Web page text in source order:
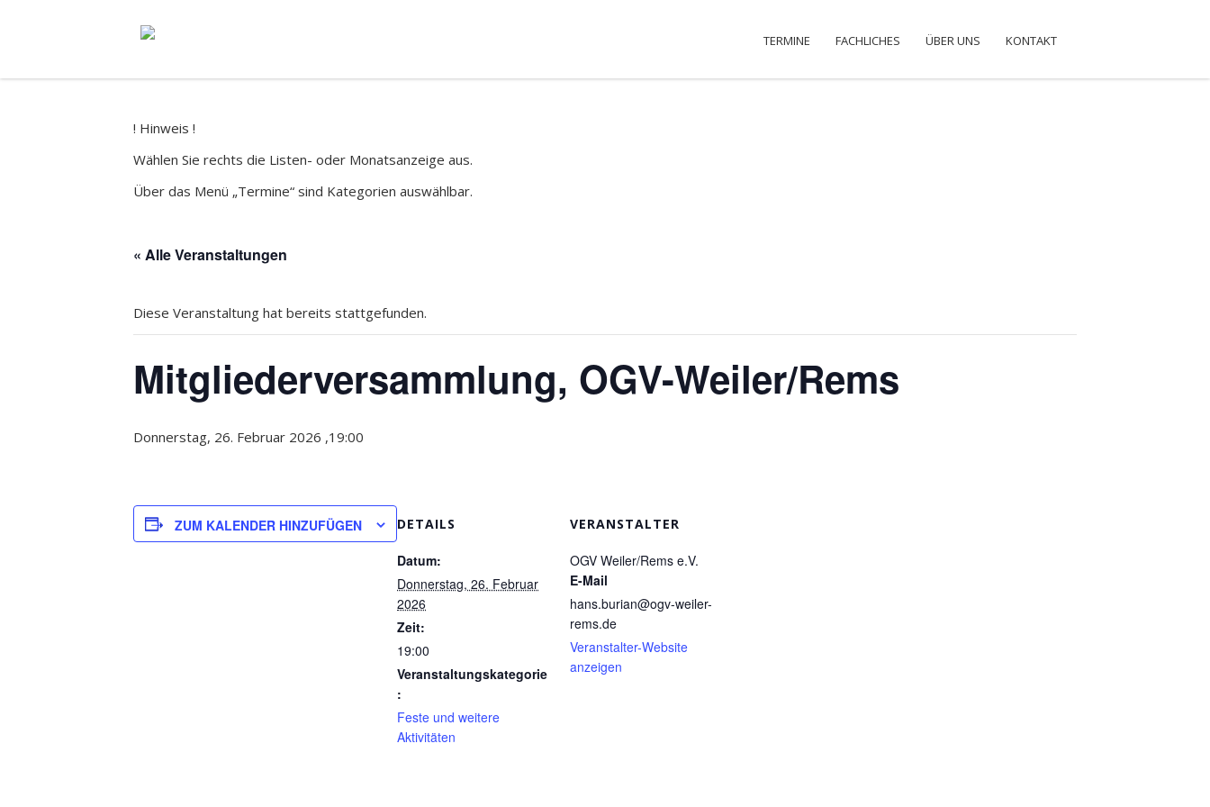
TERMINE FACHLICHES ÜBER UNS KONTAKT
! Hinweis !
Wählen Sie rechts die Listen- oder Monatsanzeige aus.
Über das Menü „Termine“ sind Kategorien auswählbar.
« Alle Veranstaltungen
Diese Veranstaltung hat bereits stattgefunden.
Mitgliederversammlung, OGV-Weiler/Rems
Donnerstag, 26. Februar 2026 ,19:00
ZUM KALENDER HINZUFÜGEN DETAILS
Datum:
Donnerstag, 26. Februar
2026
Zeit:
19:00
Veranstaltungskategorie
:
Feste und weitere
Aktivitäten
VERANSTALTER
OGV Weiler/Rems e.V.
E-Mail
hans.burian@ogv-weiler-
rems.de
Veranstalter-Website
anzeigen